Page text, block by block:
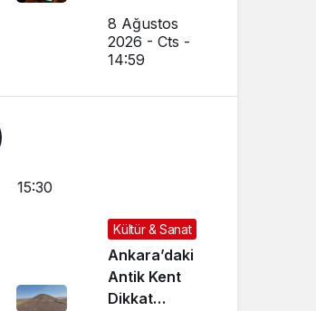
Yapılıyor
8 Ağustos
2026 - Cts -
14:59
15:30
Kültür & Sanat
Ankara’daki
Antik Kent
Dikkat